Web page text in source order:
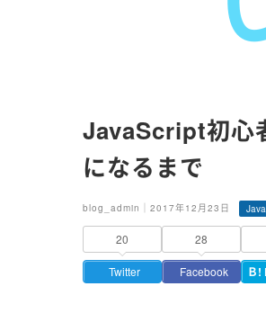
JavaScript初心
になるまで
blog_admin｜2017年12月23日
20
Twitter
28
Facebook Ｂ!